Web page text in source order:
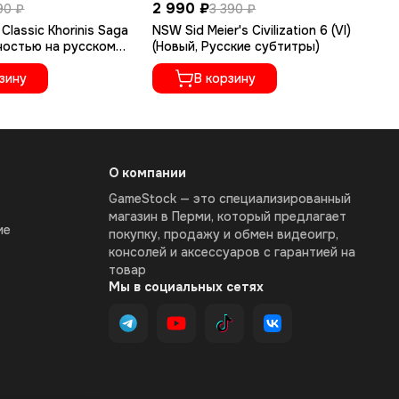
₽
Khorinis Saga
на русском
2 990 ₽3 390 ₽
NSW Sid Meier's Civilization 6 (VI)
(Новый, Русские субтитры)
В корзину
О компании
GameStock — это специализированный
магазин в Перми, который предлагает
покупку, продажу и обмен видеоигр,
консолей и аксессуаров с гарантией на
товар
Мы в социальных сетях